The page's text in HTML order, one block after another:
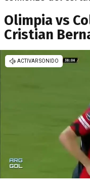
Olimpia vs
Cristian